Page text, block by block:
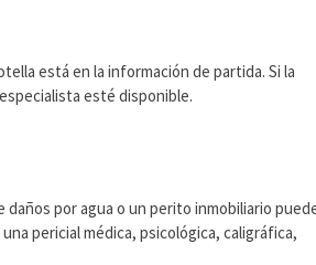
está en la información de partida. Si la
esté disponible.
por agua o un perito inmobiliario
pericial médica, psicológica, caligráfica,